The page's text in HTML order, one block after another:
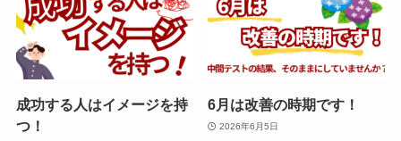
成功する人はイメージを持
つ！
6月は改善の時期です！
2026年6月5日